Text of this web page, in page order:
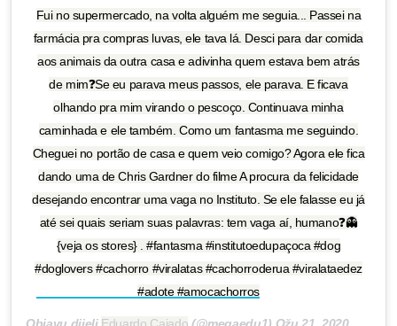
Fui no supermercado, na volta alguém me seguia... Passei na
farmácia pra compras luvas, ele tava lá. Desci para dar comida
aos animais da outra casa e adivinha quem estava bem atrás
de mim❓Se eu parava meus passos, ele parava. E ficava
olhando pra mim virando o pescoço. Continuava minha
caminhada e ele também. Como um fantasma me seguindo.
Cheguei no portão de casa e quem veio comigo? Agora ele fica
dando uma de Chris Gardner do filme A procura da felicidade
desejando encontrar uma vaga no Instituto. Se ele falasse eu já
até sei quais seriam suas palavras: tem vaga aí, humano❓👻
{veja os stores} . #fantasma #institutoedupaçoca #dog
#doglovers #cachorro #viralatas #cachorroderua #viralataedez
#adote #amocachorros